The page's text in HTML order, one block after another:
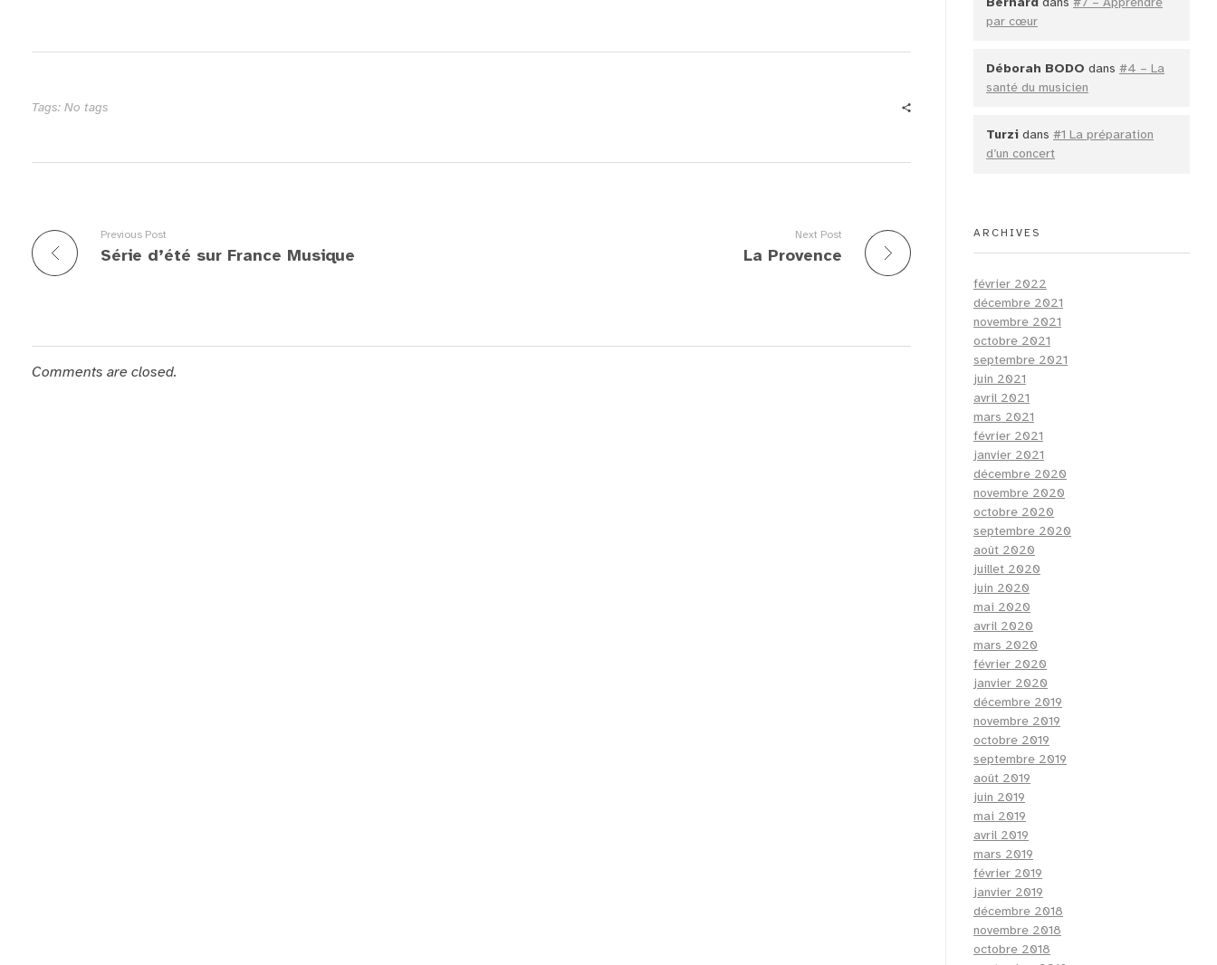
Tags: No tags
Previous Post
Série d’été sur France Musique
Next Post
La Provence
Comments are closed.
par cœur
Déborah BODO dans #4 – La
santé du musicien
Turzi dans #1 La préparation
d’un concert
ARCHIVES
février 2022
décembre 2021
novembre 2021
octobre 2021
septembre 2021
juin 2021
avril 2021
mars 2021
février 2021
janvier 2021
décembre 2020
novembre 2020
octobre 2020
septembre 2020
août 2020
juillet 2020
juin 2020
mai 2020
avril 2020
mars 2020
février 2020
janvier 2020
décembre 2019
novembre 2019
octobre 2019
septembre 2019
août 2019
juin 2019
mai 2019
avril 2019
mars 2019
février 2019
janvier 2019
décembre 2018
novembre 2018
octobre 2018